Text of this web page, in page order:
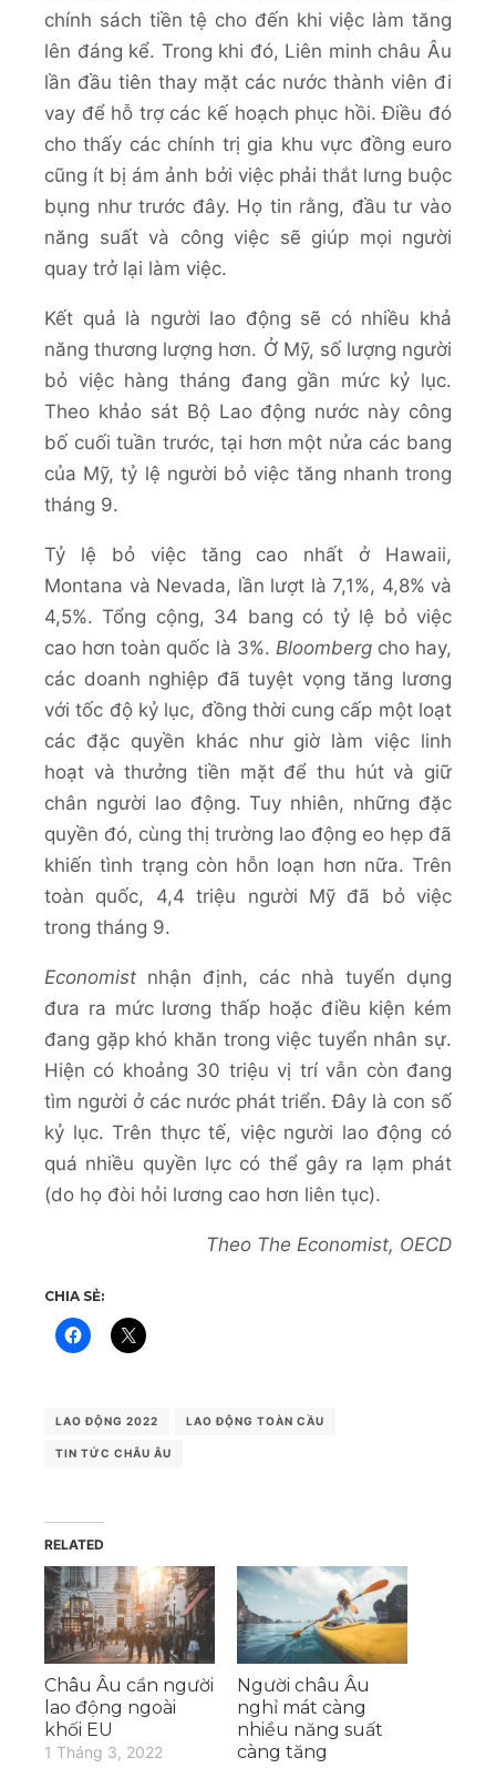
chính sách tiền tệ cho đến khi việc làm tăng
lên đáng kể. Trong khi đó, Liên minh châu Âu
lần đầu tiên thay mặt các nước thành viên đi
vay để hỗ trợ các kế hoạch phục hồi. Điều đó
cho thấy các chính trị gia khu vực đồng euro
cũng ít bị ám ảnh bởi việc phải thắt lưng buộc
bụng như trước đây. Họ tin rằng, đầu tư vào
năng suất và công việc sẽ giúp mọi người
quay trở lại làm việc.
Kết quả là người lao động sẽ có nhiều khả
năng thương lượng hơn. Ở Mỹ, số lượng người
bỏ việc hàng tháng đang gần mức kỷ lục.
Theo khảo sát Bộ Lao động nước này công
bố cuối tuần trước, tại hơn một nửa các bang
của Mỹ, tỷ lệ người bỏ việc tăng nhanh trong
tháng 9.
Tỷ lệ bỏ việc tăng cao nhất ở Hawaii,
Montana và Nevada, lần lượt là 7,1%, 4,8% và
4,5%. Tổng cộng, 34 bang có tỷ lệ bỏ việc
cao hơn toàn quốc là 3%. Bloombergcho hay,
các doanh nghiệp đã tuyệt vọng tăng lương
với tốc độ kỷ lục, đồng thời cung cấp một loạt
các đặc quyền khác như giờ làm việc linh
hoạt và thưởng tiền mặt để thu hút và giữ
chân người lao động. Tuy nhiên, những đặc
quyền đó, cùng thị trường lao động eo hẹp đã
khiến tình trạng còn hỗn loạn hơn nữa. Trên
toàn quốc, 4,4 triệu người Mỹ đã bỏ việc
trong tháng 9.
Economist nhận định, các nhà tuyển dụng
đưa ra mức lương thấp hoặc điều kiện kém
đang gặp khó khăn trong việc tuyển nhân sự.
Hiện có khoảng 30 triệu vị trí vẫn còn đang
tìm người ở các nước phát triển. Đây là con số
kỷ lục. Trên thực tế, việc người lao động có
quá nhiều quyền lực có thể gây ra lạm phát
(do họ đòi hỏi lương cao hơn liên tục).
Theo The Economist, OECD
CHIA SẺ:
LAO ĐỘNG 2022 LAO ĐỘNG TOÀN CẦU
TIN TỨC CHÂU ÂU
RELATED
Châu Âu cần người
lao động ngoài
khối EU
1 Tháng 3, 2022
Người châu Âu
nghỉ mát càng
nhiều năng suất
càng tăng